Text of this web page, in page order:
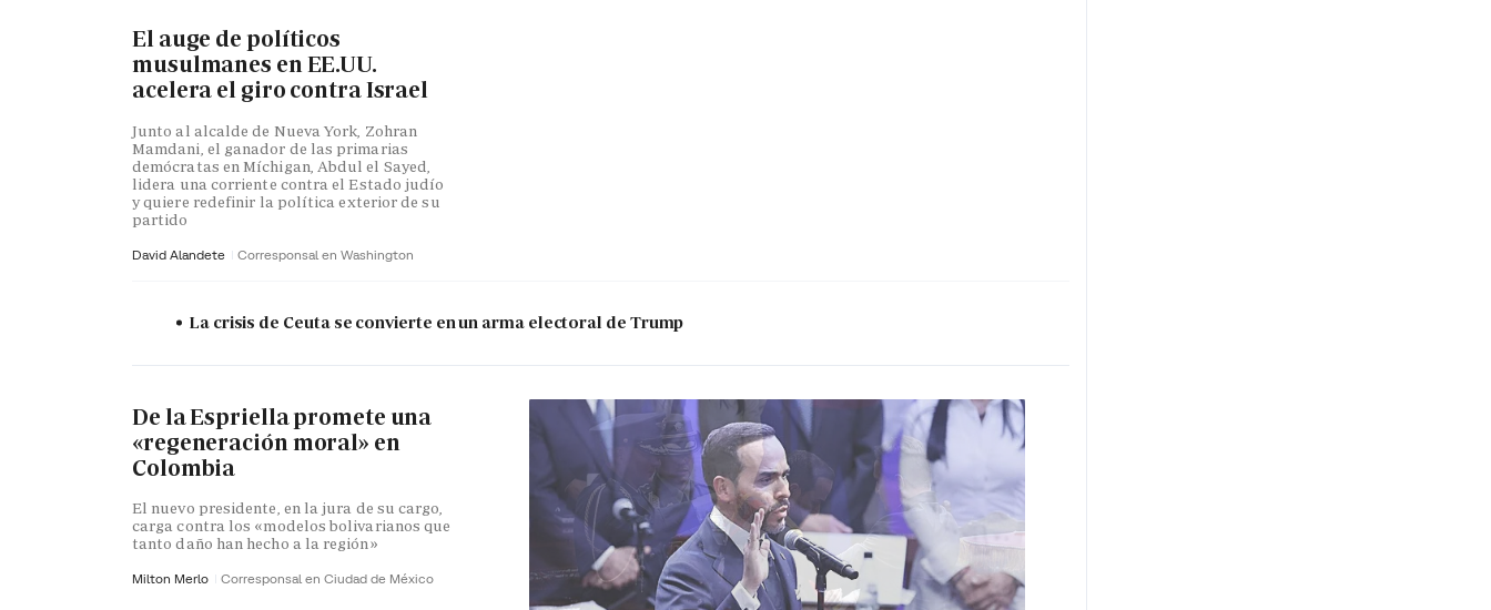
El auge de políticos
musulmanes en EE.UU.
acelera el giro contra Israel
Junto al alcalde de Nueva York, Zohran
Mamdani, el ganador de las primarias
demócratas en Míchigan, Abdul el Sayed,
lidera una corriente contra el Estado judío
y quiere redefinir la política exterior de su
partido
David Alandete Corresponsal en Washington
La crisis de Ceuta se convierte en un arma electoral de Trump
De la Espriella promete una
«regeneración moral» en
Colombia
El nuevo presidente, en la jura de su cargo,
carga contra los «modelos bolivarianos que
tanto daño han hecho a la región»
Milton Merlo Corresponsal en Ciudad de México